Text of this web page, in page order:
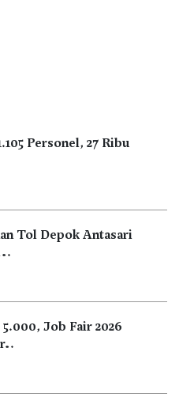
Personel, 27 Ribu
Tol Depok Antasari
Job Fair 2026